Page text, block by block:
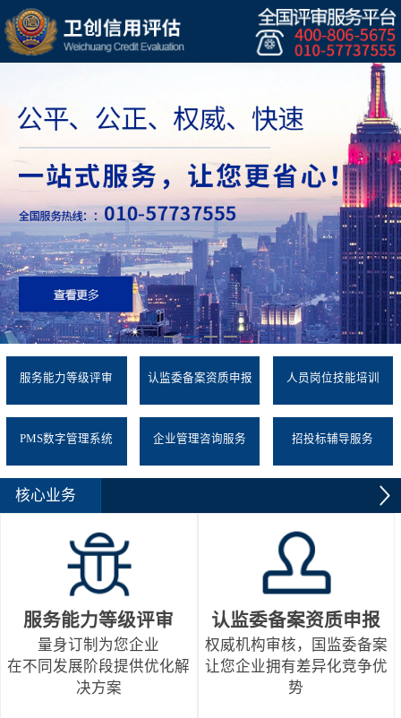
服务能力等级评审 认监委备案资质申报 人员岗位技能培训
PMS数字管理系统 企业管理咨询服务 招投标辅导服务
核心业务
服务能力等级评审
量身订制为您企业
在不同发展阶段提供优化解
决方案
认监委备案资质申报
权威机构审核，国监委备案
让您企业拥有差异化竞争优
势